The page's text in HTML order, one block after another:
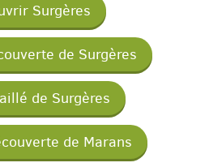
Surgères
de Surgères
de Surgères
de Marans